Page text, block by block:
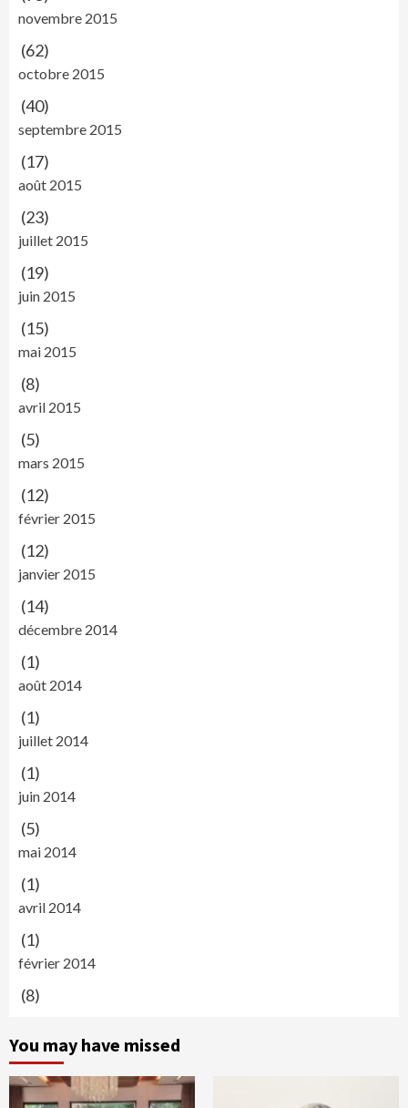
novembre 2015
(62)
octobre 2015
(40)
septembre 2015
(17)
août 2015
(23)
juillet 2015
(19)
juin 2015
(15)
mai 2015
(8)
avril 2015
(5)
mars 2015
(12)
février 2015
(12)
janvier 2015
(14)
décembre 2014
(1)
août 2014
(1)
juillet 2014
(1)
juin 2014
(5)
mai 2014
(1)
avril 2014
(1)
février 2014
(8)
You may have missed